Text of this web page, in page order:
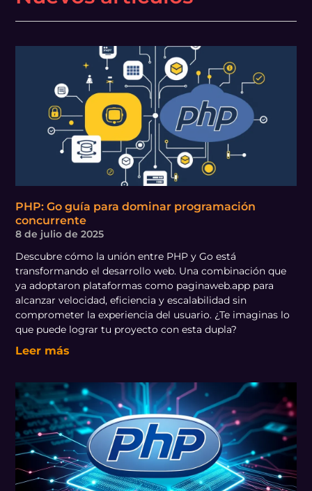
PHP: Go guía para dominar programación
concurrente
8 de julio de 2025
Descubre cómo la unión entre PHP y Go está
transformando el desarrollo web. Una combinación que
ya adoptaron plataformas como paginaweb.app para
alcanzar velocidad, eficiencia y escalabilidad sin
comprometer la experiencia del usuario. ¿Te imaginas lo
que puede lograr tu proyecto con esta dupla?
Leer más